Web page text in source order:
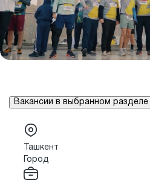
Вакансии в выбранном разделе
Ташкент
Город